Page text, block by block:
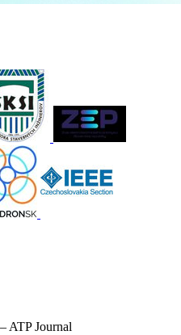
ATP Journal